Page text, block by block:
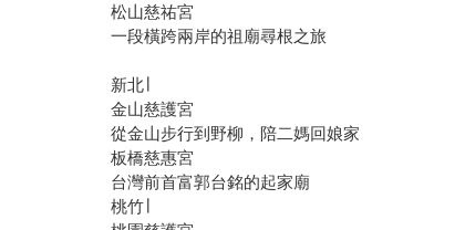
松山慈祐宮
一段橫跨兩岸的祖廟尋根之旅
新北∣
金山慈護宮
從金山步行到野柳，陪二媽回娘家
板橋慈惠宮
台灣前首富郭台銘的起家廟
桃竹∣